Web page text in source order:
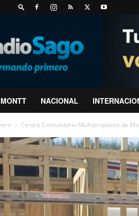
NACIONAL
Centro Comunitario Multipropósito de